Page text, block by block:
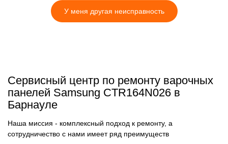
У меня другая неисправность
Сервисный центр по ремонту варочных
панелей Samsung CTR164N026 в
Барнауле
Наша миссия - комплексный подход к ремонту, а
сотрудничество с нами имеет ряд преимуществ